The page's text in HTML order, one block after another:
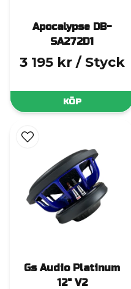
Apocalypse DB-
SA272D1
3 195 kr / Styck
KÖP
Gs Audio Platinum
12" V2